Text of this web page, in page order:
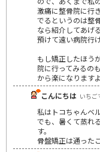
激痛に整骨院に行
でるというのは整
なら紹介してあげ
預けて遠い病院行
もし矯正したほう
院に行ってみるの
から楽になりますよ
こんにちは いち
私はトコちゃんベ
でも、暑くて蒸れ
す。
骨盤矯正は通った